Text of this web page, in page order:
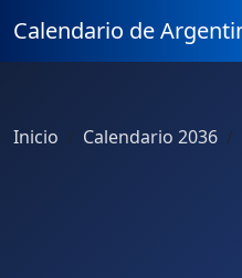
Calendario de
Inicio Calendario 2036